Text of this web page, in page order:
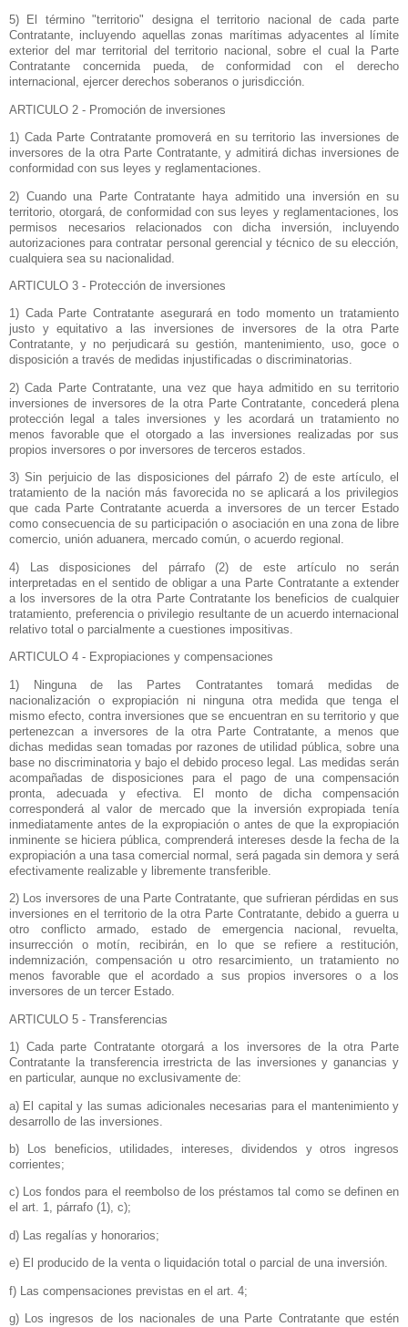
5) El término "territorio" designa el territorio nacional de cada parte
Contratante, incluyendo aquellas zonas marítimas adyacentes al límite
exterior del mar territorial del territorio nacional, sobre el cual
la Parte
Contratante concernida pueda, de conformidad con el derecho
internacional, ejercer derechos soberanos o jurisdicción.
ARTICULO 2 - Promoción de inversiones
1) Cada Parte Contratante promoverá en su territorio las inversiones de
inversores de la otra Parte Contratante, y admitirá dichas inversiones de
conformidad con sus leyes y reglamentaciones.
2) Cuando una Parte Contratante haya admitido una inversión en su
territorio, otorgará, de conformidad con sus leyes y reglamentaciones, los
permisos necesarios relacionados con dicha inversión, incluyendo
autorizaciones para contratar personal gerencial y técnico de su elección,
cualquiera sea su nacionalidad.
ARTICULO 3 - Protección de inversiones
1) Cada Parte Contratante asegurará en todo momento un tratamiento
justo y equitativo a las inversiones de inversores de la otra Parte
Contratante, y no perjudicará su gestión, mantenimiento, uso, goce o
disposición a través de medidas injustificadas o discriminatorias.
2) Cada Parte Contratante, una vez que haya admitido en su territorio
inversiones de inversores de la otra Parte Contratante, concederá plena
protección legal a tales inversiones y les acordará un tratamiento no
menos favorable que el otorgado a las inversiones realizadas por sus
propios inversores o por inversores de terceros estados.
3) Sin perjuicio de las disposiciones del párrafo 2) de este artículo, el
tratamiento de la nación más favorecida no se aplicará a los privilegios
que cada Parte Contratante acuerda a inversores de un tercer Estado
como consecuencia de su participación o asociación en una zona de libre
comercio, unión aduanera, mercado común, o acuerdo regional.
4) Las disposiciones del párrafo (2) de este artículo no serán
interpretadas en el sentido de obligar a una Parte Contratante a extender
a los inversores de la otra Parte Contratante los beneficios de cualquier
tratamiento, preferencia o privilegio resultante de un acuerdo internacional
relativo total o parcialmente a cuestiones impositivas.
ARTICULO 4 - Expropiaciones y compensaciones
1) Ninguna de las Partes Contratantes tomará medidas de
nacionalización o expropiación ni ninguna otra medida que tenga el
mismo efecto, contra inversiones que se encuentran en su territorio y que
pertenezcan a inversores de la otra Parte Contratante, a menos que
dichas medidas sean tomadas por razones de utilidad pública, sobre una
base no discriminatoria y bajo el debido proceso legal. Las medidas serán
acompañadas de disposiciones para el pago de una compensación
pronta, adecuada y efectiva. El monto de dicha compensación
corresponderá al valor de mercado que la inversión expropiada tenía
inmediatamente antes de la expropiación o antes de que la expropiación
inminente se hiciera pública, comprenderá intereses desde la fecha de la
expropiación a una tasa comercial normal, será pagada sin demora y será
efectivamente realizable y libremente transferible.
2) Los inversores de una Parte Contratante, que sufrieran pérdidas en sus
inversiones en el territorio de la otra Parte Contratante, debido a guerra u
otro conflicto armado, estado de emergencia nacional, revuelta,
insurrección o motín, recibirán, en lo que se refiere a restitución,
indemnización, compensación u otro resarcimiento, un tratamiento no
menos favorable que el acordado a sus propios inversores o a los
inversores de un tercer Estado.
ARTICULO 5 - Transferencias
1) Cada parte Contratante otorgará a los inversores de la otra Parte
Contratante la transferencia irrestricta de las inversiones y ganancias y
en particular, aunque no exclusivamente de:
a) El capital y las sumas adicionales necesarias para el mantenimiento y
desarrollo de las inversiones.
b) Los beneficios, utilidades, intereses, dividendos y otros ingresos
corrientes;
c) Los fondos para el reembolso de los préstamos tal como se definen en
el art. 1, párrafo (1), c);
d) Las regalías y honorarios;
e) El producido de la venta o liquidación total o parcial de una inversión.
f) Las compensaciones previstas en el art. 4;
g) Los ingresos de los nacionales de una Parte Contratante que estén